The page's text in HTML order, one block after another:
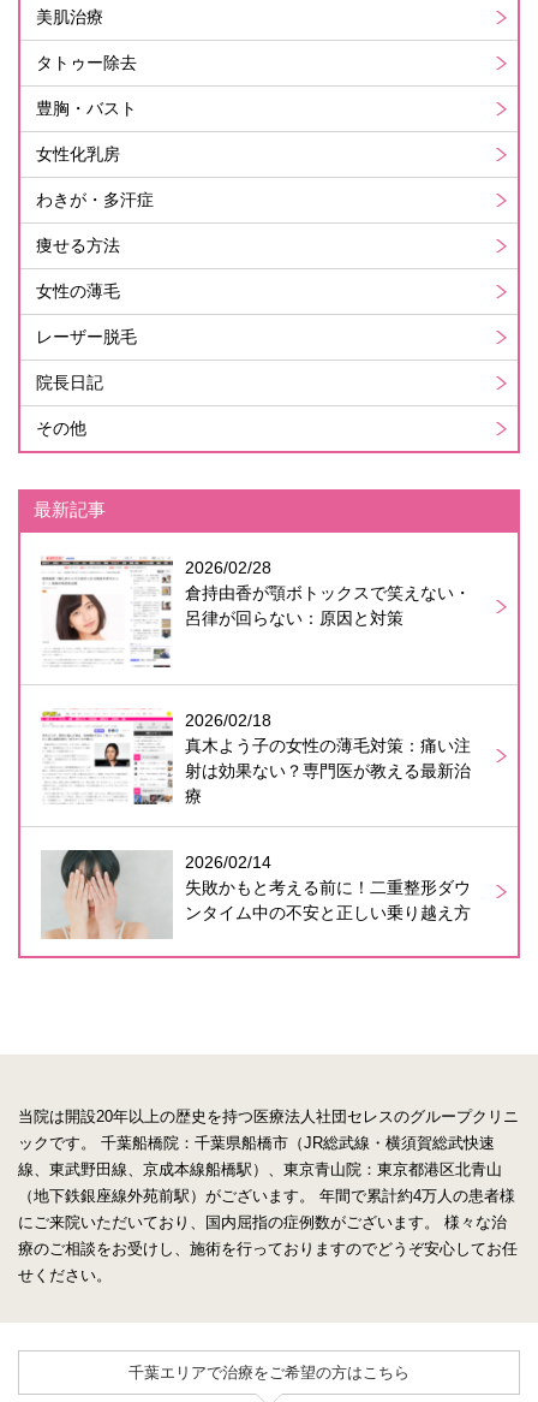
美肌治療
タトゥー除去
豊胸・バスト
女性化乳房
わきが・多汗症
痩せる方法
女性の薄毛
レーザー脱毛
院長日記
その他
最新記事
2026/02/28
倉持由香が顎ボトックスで笑えない・
呂律が回らない：原因と対策
2026/02/18
真木よう子の女性の薄毛対策：痛い注
射は効果ない？専門医が教える最新治
療
2026/02/14
失敗かもと考える前に！二重整形ダウ
ンタイム中の不安と正しい乗り越え方
当院は開設20年以上の歴史を持つ医療法人社団セレスのグループクリニ
ックです。
千葉船橋院：千葉県船橋市（JR総武線・横須賀総武快速
線、東武野田線、京成本線船橋駅）、東京青山院：東京都港区北青山
（地下鉄銀座線外苑前駅）がございます。
年間で累計約4万人の患者様
にご来院いただいており、国内屈指の症例数がございます。
様々な治
療のご相談をお受けし、施術を行っておりますのでどうぞ安心してお任
せください。
千葉エリアで治療をご希望の方はこちら